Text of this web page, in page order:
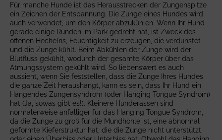
Für manche Hunde ist das Herausstrecken der Zungenspitze
ein Zeichen der Entspannung. Die Zunge eines Hundes wird
auch verwendet, um den Körper abzukühlen. Wenn Ihr Hund
gerade einige Runden im Park gedreht hat, ist Zweck des
offenen Hechelns, Feuchtigkeit zu erzeugen, die verdunstet
und die Zunge kühlt. Beim Abkühlen der Zunge wird der
Blutfluss gekühlt, wodurch der gesamte Körper über das
Atmungssystem gekühlt wird. So liebenswert es auch
aussieht, wenn Sie feststellen, dass die Zunge Ihres Hundes
die ganze Zeit heraushängt, kann es sein, dass Ihr Hund ein
Hängendes Zungensyndrom (oder Hanging Tongue Syndrom)
hat (Ja, sowas gibt es!). Kleinere Hunderassen sind
normalerweise anfälliger für das Hanging Tongue Syndrom,
da die Zunge zu groß für die Mundhöhle ist, eine abnormal
geformte Kieferstruktur hat, die die Zunge nicht unterstützt,